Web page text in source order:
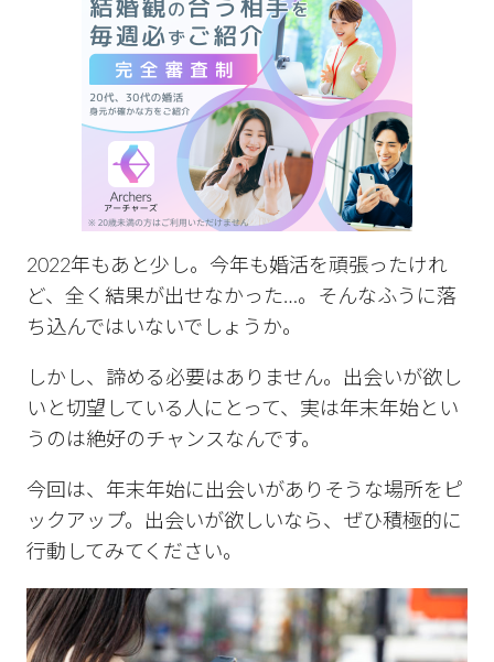
2022年もあと少し。今年も婚活を頑張ったけれ
ど、全く結果が出せなかった…。そんなふうに落
ち込んではいないでしょうか。
しかし、諦める必要はありません。出会いが欲し
いと切望している人にとって、実は年末年始とい
うのは絶好のチャンスなんです。
今回は、年末年始に出会いがありそうな場所をピ
ックアップ。出会いが欲しいなら、ぜひ積極的に
行動してみてください。